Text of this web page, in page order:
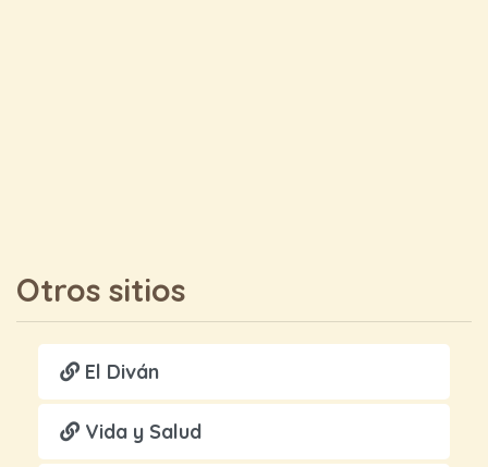
Otros sitios
El Diván
Vida y Salud